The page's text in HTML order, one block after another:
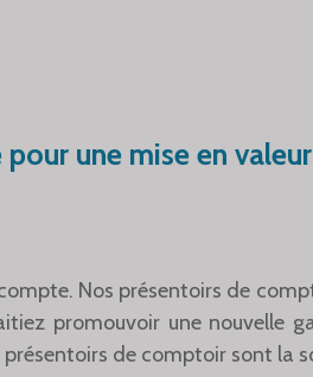
une mise en
Nos présentoirs de
promouvoir une nouvelle
de comptoir sont la